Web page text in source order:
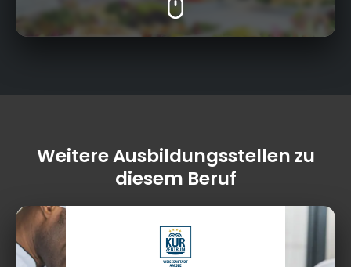
Weitere Ausbildungsstellen zu
diesem Beruf